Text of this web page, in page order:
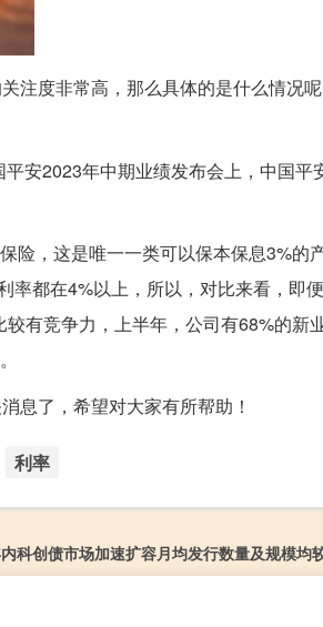
注度非常高，那么具体的是什么情况
安2023年中期业绩发布会上，中国平
险，这是唯一一类可以保本保息3%的
率都在4%以上，所以，对比来看，即
有竞争力，上半年，公司有68%的新
息了，希望对大家有所帮助！
利率
科创债市场加速扩容月均发行数量及规模均